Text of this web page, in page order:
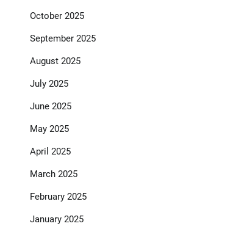
October 2025
September 2025
August 2025
July 2025
June 2025
May 2025
April 2025
March 2025
February 2025
January 2025